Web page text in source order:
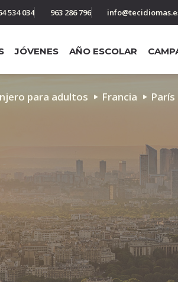
534 034 963 286 796
JÓVENES AÑO ESCOLAR
para adultos Francia París